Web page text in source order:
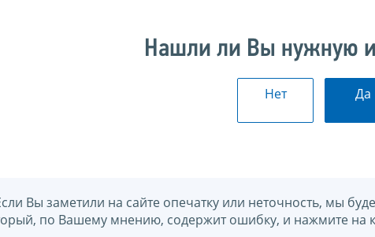
Нашли ли Вы нужную
Нет Да
Вы заметили на сайте опечатку или неточность, мы
по Вашему мнению, содержит ошибку, и нажмите